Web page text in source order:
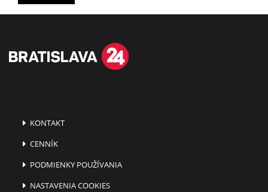
KONTAKT
CENNÍK
PODMIENKY POUŽÍVANIA
NASTAVENIA COOKIES